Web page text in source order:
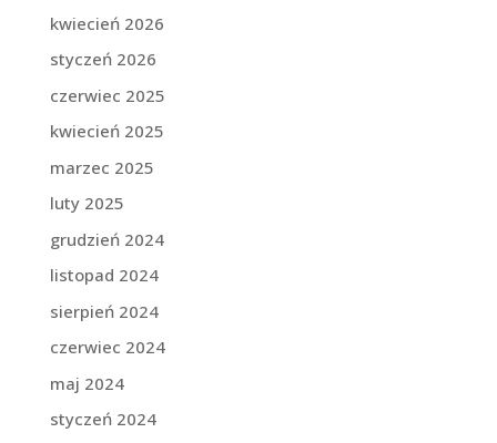
kwiecień 2026
styczeń 2026
czerwiec 2025
kwiecień 2025
marzec 2025
luty 2025
grudzień 2024
listopad 2024
sierpień 2024
czerwiec 2024
maj 2024
styczeń 2024